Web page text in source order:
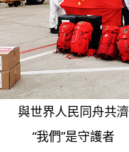
與世界人民同舟共濟
“我們”是守護者